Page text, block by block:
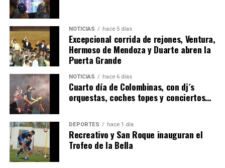
4º DÍA DE LAS FIESTAS COLOMBINAS 2026
hace 6 días Huelvatv
NOTICIAS hace 5 días
Excepcional corrida de rejones, Ventura,
Hermoso de Mendoza y Duarte abren la
Puerta Grande
NOTICIAS hace 6 días
Cuarto día de Colombinas, con dj´s
orquestas, coches topes y conciertos…
DEPORTES hace 1 día
Recreativo y San Roque inauguran el
Trofeo de la Bella